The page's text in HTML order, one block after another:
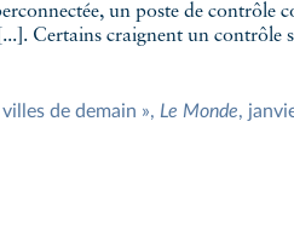
un poste de contrôle
Certains craignent un contrôle
de demain », Le Monde,